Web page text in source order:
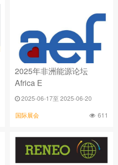
2025年非洲能源论坛
Africa E
2025-06-17至 2025-06-20
国际展会 611